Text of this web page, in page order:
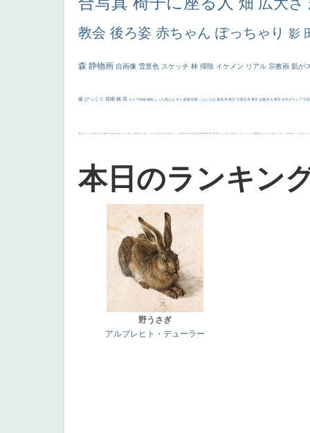
教会 後ろ姿 赤ちゃん ぽっちゃり 影
森 静物画 自画像 雪景色 スケッチ 林 掃除 イケメン リアル 宗教画 肌が
厳 びっくり 花畑 橋 花 カメラ目線 補色 こっち見んな キス 庭園 部屋 こんにちわ 素描 塔 青空 工場 巨木 青年 太陽 壮大 着衣 古代ギリシア 日
画質 last ヴィーナス 剣 白人少女 食事中 山本芳翠 麦 alciato ハーレム 女神 ローマ教皇 奥行き 火起こし シスター 東方の三博士 114514 かっこいい 受胎告知 天から覗き込む顔 設計図 挿絵 群衆 親子 裸婦 可愛い ピサロ ＃名画で学ぶ「たるみ」 ニーソックス 躍動感 黄色 こわい コート 畦道 レンブラント・ sekkusu 暖かい バブみ 靴下 ショッ
本日のランキン
野うさぎ
アルブレヒト・デューラー